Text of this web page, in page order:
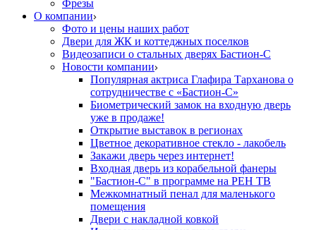
Фрезы
О компании
Фото и цены наших работ
Двери для ЖК и коттеджных поселков
Видеозаписи о стальных дверях Бастион-С
Новости компании
Популярная актриса Глафира Тарханова о
сотрудничестве с «Бастион-С»
Биометрический замок на входную дверь
уже в продаже!
Открытие выставок в регионах
Цветное декоративное стекло - лакобель
Закажи дверь через интернет!
Входная дверь из корабельной фанеры
"Бастион-С" в программе на РЕН ТВ
Межкомнатный пенал для маленького
помещения
Двери с накладной ковкой